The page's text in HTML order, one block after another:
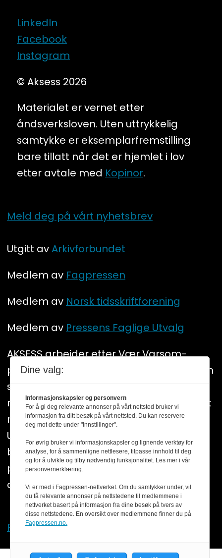
LinkedIn
Facebook
Instagram
© Aksess 2026
Materialet er vernet etter
åndsverksloven. Uten uttrykkelig
samtykke er eksemplarfremstilling
bare tillatt når det er hjemlet i lov
etter avtale med Kopinor.
Meld deg på vårt nyhetsbrev
Utgitt avArkivforbundet
Medlem av Fagpressen
Medlem av Norsk tidsskriftforening
Medlem av Pressens Faglige Utvalg
AKSESS arbeider etter Vær Varsom-
plakatens regler for god presseskikk. Den
som mener seg rammet av urettmessig
medieomtale, oppfordres til å ta kontakt
med redaksjonen. Pressens Faglige
Utvalg (PFU) er et klageorgan som
behandler klager mot mediene i
presseetiske spørsmål. For informasjon
om klageadgang, se:www.presse.no
Personvern og cookies
Dine valg:
Informasjonskapsler og personvern
For å gi deg relevante annonser på vårt nettsted bruker vi
informasjon fra ditt besøk på vårt nettsted. Du kan reservere
deg mot dette under "Innstillinger".
For øvrig bruker vi informasjonskapsler og lignende verktøy for
analyse, for å sammenligne nettlesere, tilpasse innhold til deg
og for å utvikle og tilby nødvendig funksjonalitet. Les mer i vår
personvernerklæring.
Vi er med i Fagpressen-nettverket. Om du samtykker under, vil
du få relevante annonser på nettstedene til medlemmene i
nettverket basert på informasjon fra dine besøk på tvers av
disse nettstedene. En oversikt over medlemmene finner du på
Fagpressen.no.